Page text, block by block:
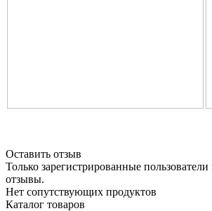
Оставить отзыв
Только зарегистрированные пользователи
отзывы.
Нет сопутствующих продуктов
Каталог товаров